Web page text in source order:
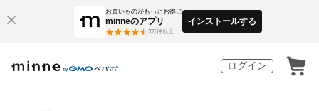
お買いものがもっとお得に
minneのアプリ
3万件以上
インストールする
ログイン